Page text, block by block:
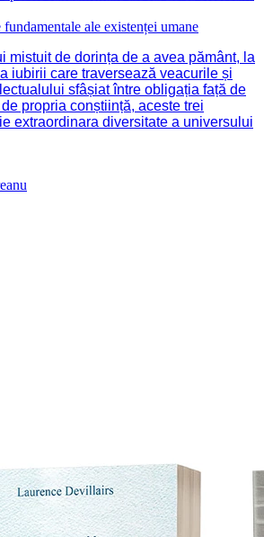
ale existenței umane
mistuit de dorința de a avea pământ, la
iubirii care traversează veacurile și
sfâșiat între obligația față de
propria conștiință, aceste trei
extraordinara diversitate a universului